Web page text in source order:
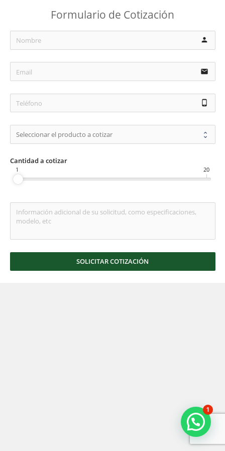
Formulario de Cotización
person
email
phone_android
Cantidad a cotizar
1 20
SOLICITAR COTIZACIÓN
1